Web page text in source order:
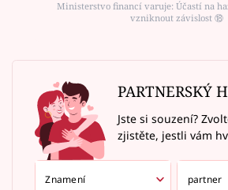
Ministerstvo financí varuje: Účastí na
vzniknout závislost ⑱
PARTNERSKÝ
Jste si souzení?
zjistěte, jestli vám